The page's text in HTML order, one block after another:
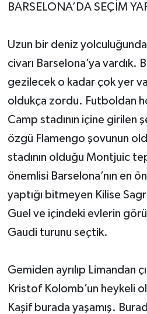
BARSELONA’DA SEÇİM
Uzun bir deniz
civarı Barselona’ya vardık.
gezilecek o kadar çok yer
oldukça zordu. Futboldan
Camp stadının içine girilen
özgü Flamengo şovunun
stadının olduğu Montjuic
önemlisi Barselona’nın en
yaptığı bitmeyen Kilise
Guel ve içindeki evlerin
Gaudi turunu seçtik.
Gemiden ayrılıp Limandan
Kristof Kolomb’un heykeli
Kaşif burada yaşamış.